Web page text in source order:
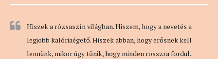
Hiszek a rózsaszín világban. Hiszem, hogy a nevetés a
legjobb kalóriaégető. Hiszek abban, hogy erősnek kell
lennünk, mikor úgy tűnik, hogy minden rosszra fordul.